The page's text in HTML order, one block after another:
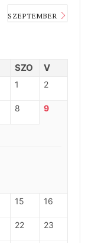
SZEPTEMBER
SZO V
1 2
8 9
15 16
22 23